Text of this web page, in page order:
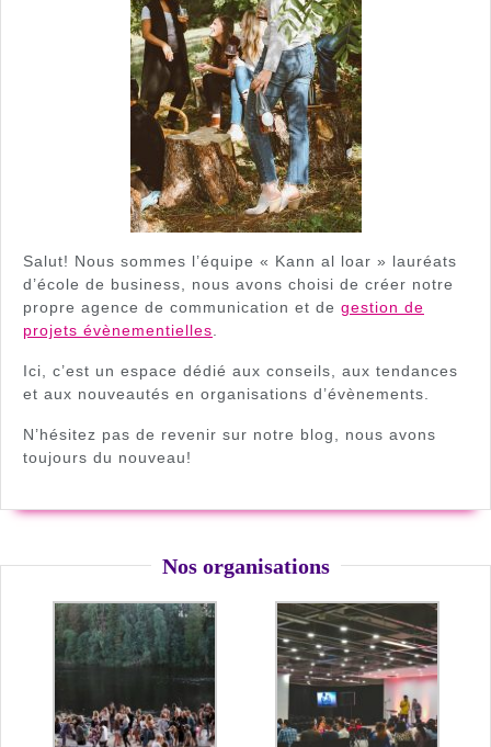
Salut! Nous sommes l’équipe « Kann al loar » lauréats
d’école de business, nous avons choisi de créer notre
propre agence de communication et de gestion de
projets évènementielles
Ici, c’est un espace dédié aux conseils, aux tendances
et aux nouveautés en organisations d’évènements.
N’hésitez pas de revenir sur notre blog, nous avons
toujours du nouveau!
Nos organisations